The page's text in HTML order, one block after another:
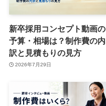
新卒採用コンセプト動画の
予算・相場は？制作費の内
訳と見積もりの見方
2026年7月29日